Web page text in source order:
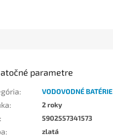
parametre
: VODOVODNÉ BATÉRIE
: 2 roky
: 5902557341573
: zlatá